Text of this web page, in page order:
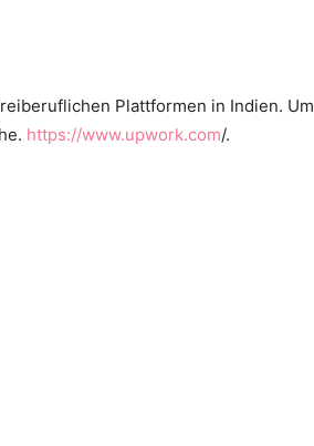
Plattformen in Indien. Um
https://www.upwork.com/.